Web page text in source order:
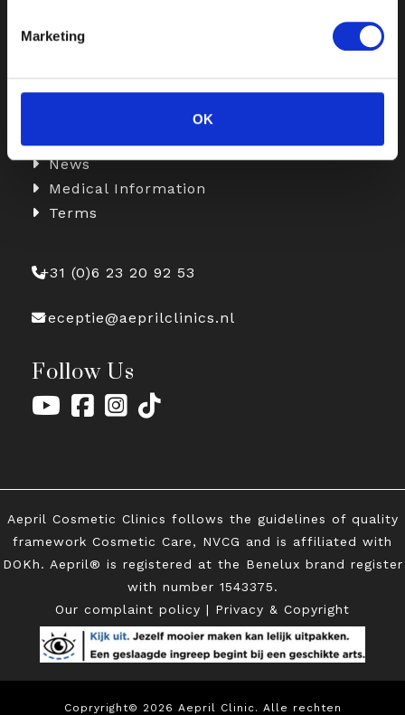
Marketing
OK
Fillers
Medical Weight Loss with Injections
Aepril Combination Treatments
News
Medical Information
Terms
+31 (0)6 23 20 92 53
receptie@aeprilclinics.nl
Follow Us
Aepril Cosmetic Clinics follows the guidelines of quality
framework Cosmetic Care, NVCG and is affiliated with
DOKh. Aepril® is registered at the Benelux brand register
with number 1543375.
Our complaint policy | Privacy & Copyright
Copryright© 2026 Aepril Clinic. Alle rechten